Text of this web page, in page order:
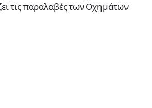
τις παραλαβές των Οχημάτων